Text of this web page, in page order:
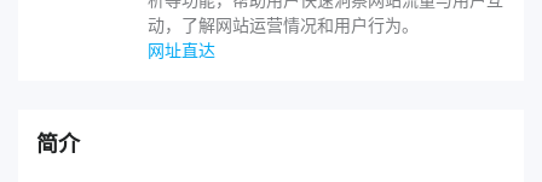
动，了解网站运营情况和用户行为。
网址直达
简介